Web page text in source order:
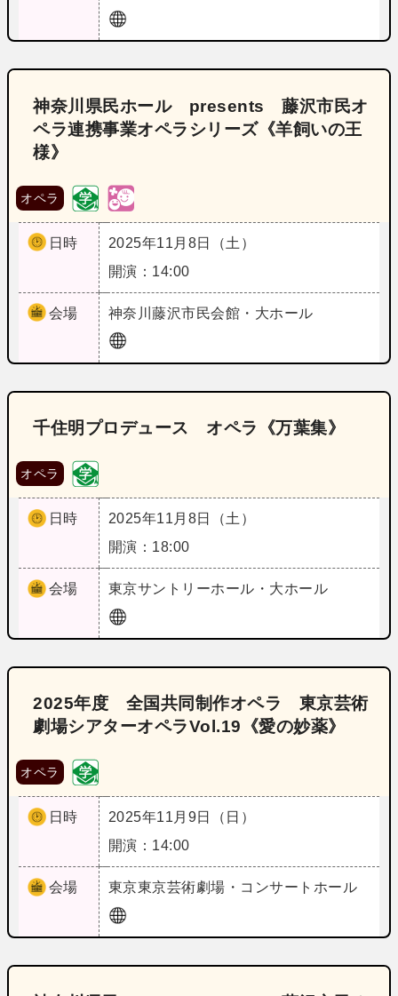
神奈川県民ホール presents 藤沢市民オ
ペラ連携事業オペラシリーズ《羊飼いの王
様》
オペラ
日時
2025年11月8日（土）
開演：14:00
会場 神奈川藤沢市民会館・大ホール
千住明プロデュース オペラ《万葉集》
オペラ
日時
2025年11月8日（土）
開演：18:00
会場 東京サントリーホール・大ホール
2025年度 全国共同制作オペラ 東京芸術
劇場シアターオペラVol.19《愛の妙薬》
オペラ
日時
2025年11月9日（日）
開演：14:00
会場 東京東京芸術劇場・コンサートホール